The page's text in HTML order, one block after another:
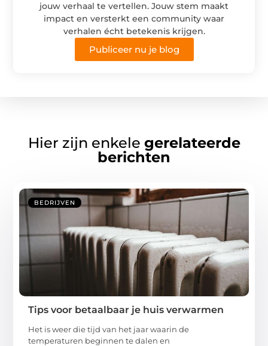
jouw verhaal te vertellen. Jouw stem maakt
impact en versterkt een community waar
verhalen écht betekenis krijgen.
Publiceer nu je blog
Hier zijn enkele gerelateerde
berichten
BEDRIJVEN
Tips voor betaalbaar je huis verwarmen
Het is weer die tijd van het jaar waarin de
temperaturen beginnen te dalen en